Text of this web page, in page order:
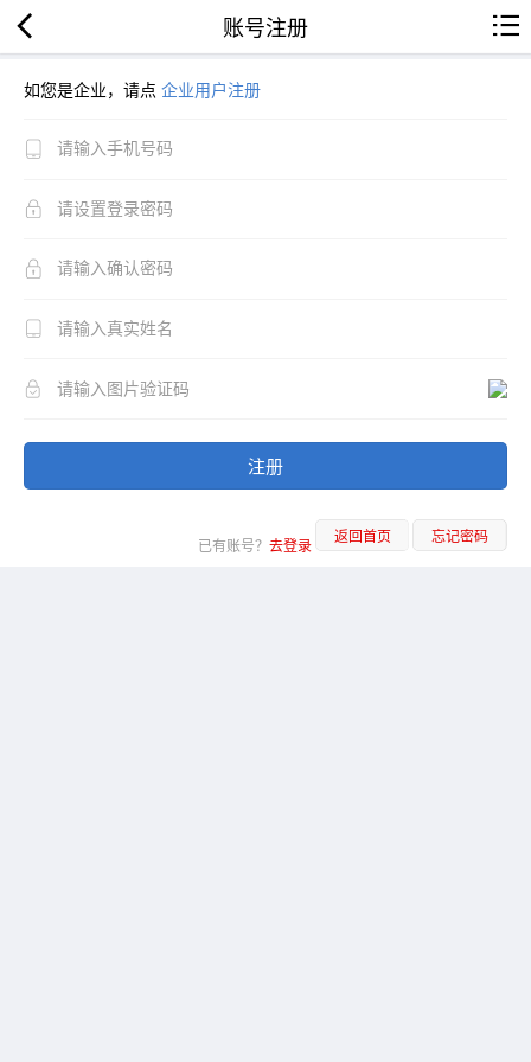
账号注册
如您是企业，请点 企业用户注册
注册
已有账号？ 去登录 返回首页 忘记密码